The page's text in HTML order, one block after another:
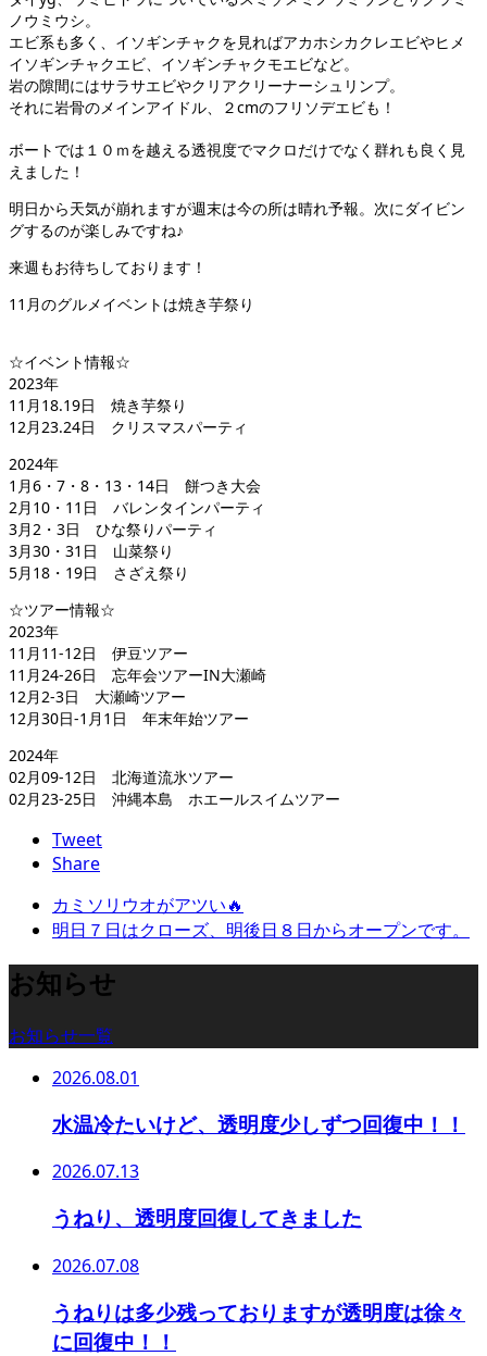
ノウミウシ。
エビ系も多く、イソギンチャクを見ればアカホシカクレエビやヒメ
イソギンチャクエビ、イソギンチャクモエビなど。
岩の隙間にはサラサエビやクリアクリーナーシュリンプ。
それに岩骨のメインアイドル、２cmのフリソデエビも！
ボートでは１０ｍを越える透視度でマクロだけでなく群れも良く見
えました！
明日から天気が崩れますが週末は今の所は晴れ予報。次にダイビン
グするのが楽しみですね♪
来週もお待ちしております！
11月のグルメイベントは焼き芋祭り
☆イベント情報☆
2023年
11月18.19日 焼き芋祭り
12月23.24日 クリスマスパーティ
2024年
1月6・7・8・13・14日 餅つき大会
2月10・11日 バレンタインパーティ
3月2・3日 ひな祭りパーティ
3月30・31日 山菜祭り
5月18・19日 さざえ祭り
☆ツアー情報☆
2023年
11月11-12日 伊豆ツアー
11月24-26日 忘年会ツアーIN大瀬崎
12月2-3日 大瀬崎ツアー
12月30日-1月1日 年末年始ツアー
2024年
02月09-12日 北海道流氷ツアー
02月23-25日 沖縄本島 ホエールスイムツアー
Tweet
Share
カミソリウオがアツい🔥
明日７日はクローズ、明後日８日からオープンです。
お知らせ
お知らせ一覧
2026.08.01
水温冷たいけど、透明度少しずつ回復中！！
2026.07.13
うねり、透明度回復してきました
2026.07.08
うねりは多少残っておりますが透明度は徐々
に回復中！！